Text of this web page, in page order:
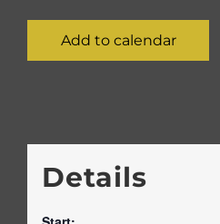
Add to calendar
Details